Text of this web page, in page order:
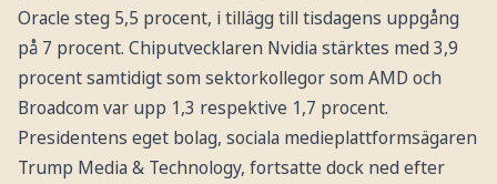
Oracle steg 5,5 procent, i tillägg till tisdagens uppgång
på 7 procent. Chiputvecklaren Nvidia stärktes med 3,9
procent samtidigt som sektorkollegor som AMD och
Broadcom var upp 1,3 respektive 1,7 procent.
Presidentens eget bolag, sociala medieplattformsägaren
Trump Media & Technology, fortsatte dock ned efter